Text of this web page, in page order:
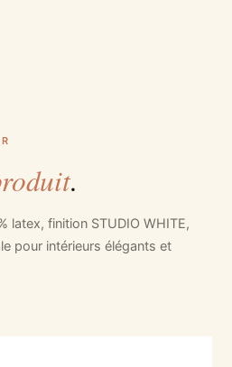
.
latex, finition STUDIO WHITE,
pour intérieurs élégants et